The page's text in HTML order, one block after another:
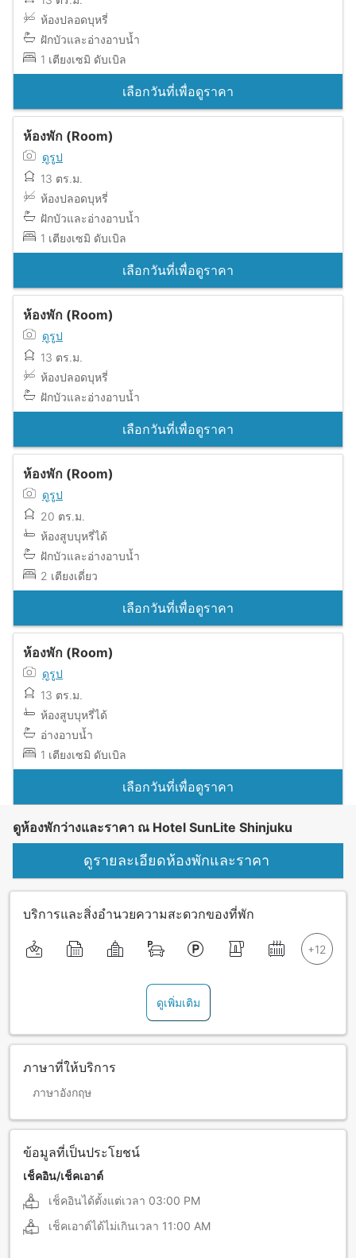
ห้องปลอดบุหรี่
ฝักบัวและอ่างอาบน้ำ
1 เตียงเซมิ ดับเบิล
เลือกวันที่เพื่อดูราคา
ห้องพัก (Room)
ดูรูป
13 ตร.ม.
ห้องปลอดบุหรี่
ฝักบัวและอ่างอาบน้ำ
1 เตียงเซมิ ดับเบิล
เลือกวันที่เพื่อดูราคา
ห้องพัก (Room)
ดูรูป
13 ตร.ม.
ห้องปลอดบุหรี่
ฝักบัวและอ่างอาบน้ำ
เลือกวันที่เพื่อดูราคา
ห้องพัก (Room)
ดูรูป
20 ตร.ม.
ห้องสูบบุหรี่ได้
ฝักบัวและอ่างอาบน้ำ
2 เตียงเดี่ยว
เลือกวันที่เพื่อดูราคา
ห้องพัก (Room)
ดูรูป
13 ตร.ม.
ห้องสูบบุหรี่ได้
อ่างอาบน้ำ
1 เตียงเซมิ ดับเบิล
เลือกวันที่เพื่อดูราคา
ดูห้องพักว่างและราคา ณ Hotel SunLite Shinjuku
ดูรายละเอียดห้องพักและราคา
บริการและสิ่งอำนวยความสะดวกของที่พัก
ดูเพิ่มเติม
ภาษาที่ให้บริการ
ภาษาอังกฤษ
ข้อมูลที่เป็นประโยชน์
เช็คอิน/เช็คเอาต์
เช็คอินได้ตั้งแต่เวลา 03:00 PM
เช็คเอาต์ได้ไม่เกินเวลา 11:00 AM